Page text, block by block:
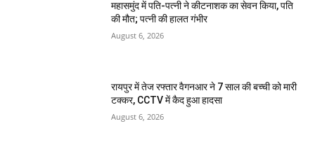
महासमुंद में पति-पत्नी ने कीटनाशक का सेवन किया, पति
की मौत; पत्नी की हालत गंभीर
August 6, 2026
रायपुर में तेज रफ्तार वैगनआर ने 7 साल की बच्ची को मारी
टक्कर, CCTV में कैद हुआ हादसा
August 6, 2026